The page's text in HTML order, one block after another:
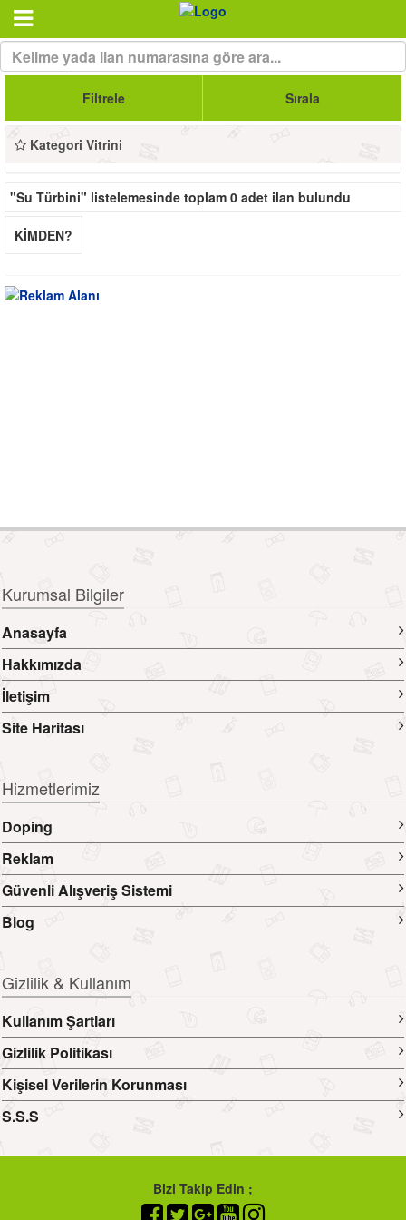
Filtrele Sırala
Kategori Vitrini
"Su Türbini" listelemesinde toplam 0 adet ilan bulundu
KİMDEN?
Kurumsal Bilgiler
Anasayfa
Hakkımızda
İletişim
Site Haritası
Hizmetlerimiz
Doping
Reklam
Güvenli Alışveriş Sistemi
Blog
Gizlilik & Kullanım
Kullanım Şartları
Gizlilik Politikası
Kişisel Verilerin Korunması
S.S.S
Bizi Takip Edin ;